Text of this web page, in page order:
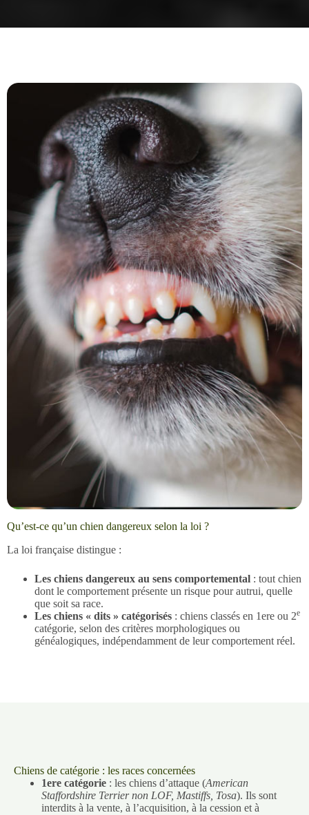
Qu’est-ce qu’un chien dangereux selon la loi ?
La loi française distingue :
Les chiens dangereux au sens comportemental : tout chien
dont le comportement présente un risque pour autrui, quelle
que soit sa race.
Les chiens « dits » catégorisés : chiens classés en 1ere ou 2e
catégorie, selon des critères morphologiques ou
généalogiques, indépendamment de leur comportement réel.
Chiens de catégorie : les races concernées
1ere catégorie : les chiens d’attaque (American
Staffordshire Terrier non LOF, Mastiffs, Tosa). Ils sont
interdits à la vente, à l’acquisition, à la cession et à